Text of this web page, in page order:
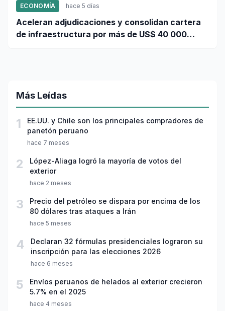
ECONOMÍA hace 5 días
Aceleran adjudicaciones y consolidan cartera
de infraestructura por más de US$ 40 000
Más Leídas
1
EE.UU. y Chile son los principales compradores de
panetón peruano
hace 7 meses
2
López-Aliaga logró la mayoría de votos del
exterior
hace 2 meses
3
Precio del petróleo se dispara por encima de los
80 dólares tras ataques a Irán
hace 5 meses
4
Declaran 32 fórmulas presidenciales lograron su
inscripción para las elecciones 2026
hace 6 meses
5
Envíos peruanos de helados al exterior crecieron
5.7% en el 2025
hace 4 meses